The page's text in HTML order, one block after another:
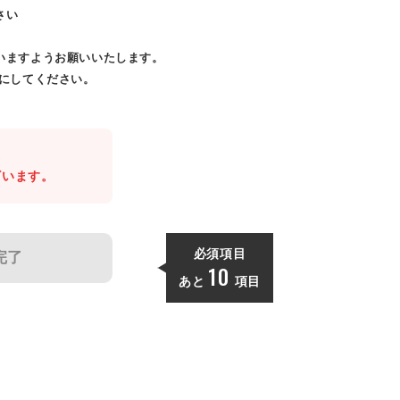
い
すようお願いいたします。
してください。
ます。
了 必須項目
あと 10 項目